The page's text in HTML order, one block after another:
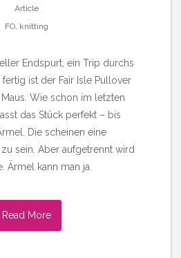
Article
FO, knitting
Endspurt, ein Trip durchs
ist der Fair Isle Pullover
Wie schon im letzten
das Stück perfekt – bis
Die scheinen eine
sein. Aber aufgetrennt wird
Ärmel kann man ja
Read More